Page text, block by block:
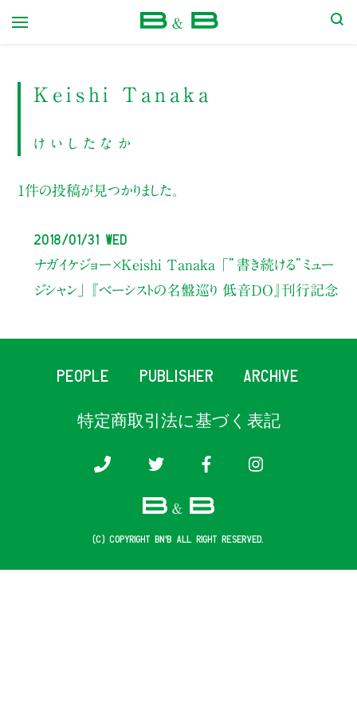
Keishi Tanaka
けいしたなか
1件の投稿が見つかりました。
2018/01/31 Wed
ナガイケジョー×Keishi Tanaka
「”書き続ける”ミュー
ジシャン」
『ベーシストの名盤巡り 低音DO』刊行記念
PEOPLE PUBLISHER ARCHIVE
特定商取引法に基づく表記
(c) COPYRIGHT B&B ALL RIGHT RESERVED.